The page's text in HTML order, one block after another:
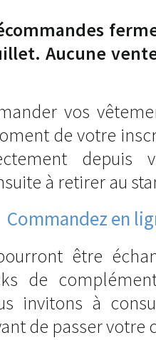
Aucune
vos
de votre
depuis
à retirer au
Commandez en
être
de
invitons à
de passer votre